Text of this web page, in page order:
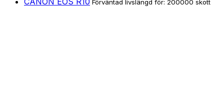
Förväntad livslängd för: 200000 skott